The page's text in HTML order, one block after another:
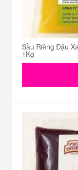
Sầu Riêng Đậu
1Kg